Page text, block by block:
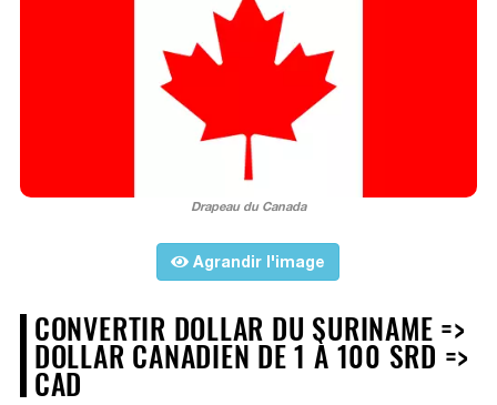
Drapeau du Canada
Agrandir l'image
CONVERTIR DOLLAR DU SURINAME =>
DOLLAR CANADIEN DE 1 À 100 SRD =>
CAD